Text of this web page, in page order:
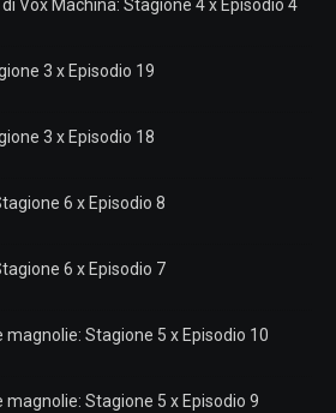
di Vox Machina: Stagione 4 x Episodio 4
3 x Episodio 19
3 x Episodio 18
6 x Episodio 8
6 x Episodio 7
magnolie: Stagione 5 x Episodio 10
magnolie: Stagione 5 x Episodio 9